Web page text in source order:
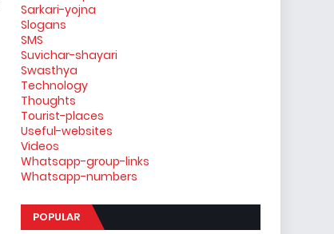
Sarkari-yojna
Slogans
SMS
Suvichar-shayari
Swasthya
Technology
Thoughts
Tourist-places
Useful-websites
Videos
Whatsapp-group-links
Whatsapp-numbers
POPULAR